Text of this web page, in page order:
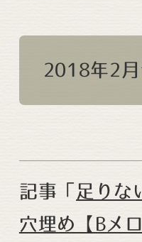
2018年2
記事「 足りな
穴埋め【Bメ